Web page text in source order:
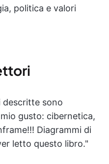
politica e valori
descritte sono
gusto: cibernetica,
Diagrammi di
letto questo libro."